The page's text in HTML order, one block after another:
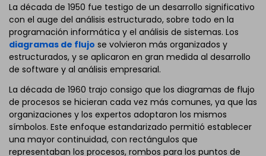
La década de 1950 fue testigo de un desarrollo significativo
con el auge del análisis estructurado, sobre todo en la
programación informática y el análisis de sistemas. Los
diagramas de flujo se volvieron más organizados y
estructurados, y se aplicaron en gran medida al desarrollo
de software y al análisis empresarial.
La década de 1960 trajo consigo que los diagramas de flujo
de procesos se hicieran cada vez más comunes, ya que las
organizaciones y los expertos adoptaron los mismos
símbolos. Este enfoque estandarizado permitió establecer
una mayor continuidad, con rectángulos que
representaban los procesos, rombos para los puntos de